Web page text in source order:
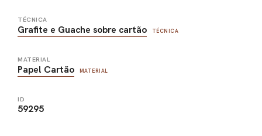
TÉCNICA
Grafite e Guache sobre cartão TÉCNICA
MATERIAL
Papel Cartão MATERIAL
ID
59295